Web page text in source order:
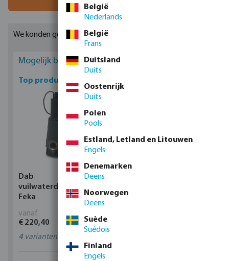
kraan mag toegepast worden in systemen met een werkdruk
We konden geen geschikte resultaten vinden
Mogelijk bent u geïnteresseerd
Top producten
Dab
vuilwaterdompelpomp,
Feka
vanaf
€ 220,40
4 varianten
binnendraad type 100
België
Nederlands
België
Frans
Duitsland
Duits
Oostenrijk
Duits
Polen
Pools
Estland, Letland en Litouwen
Engels
Denemarken
Deens
Noorwegen
Deens
Suède
Suédois
Finland
Engels